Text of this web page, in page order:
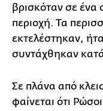
βρισκόταν σε ένα
περιοχή. Τα
εκτελέστηκαν,
συντάχθηκαν
Σε πλάνα από
φαίνεται ότι